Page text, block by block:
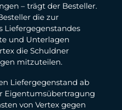
– trägt der Besteller.
die zur
Liefergegenstandes
und Unterlagen
die Schuldner
mitzuteilen.
Liefergegenstand ab
Eigentumsübertragung
von Vertex gegen